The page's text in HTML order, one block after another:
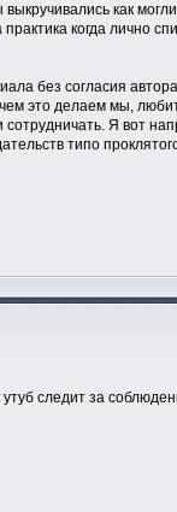
как
когда лично
без согласия
это делаем мы,
Я вот
типо
утуб следит за